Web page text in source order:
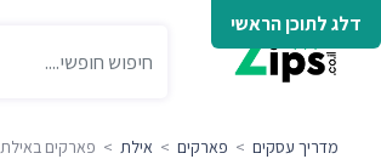
דלג לתוכן הראשי
מדריך עסקים > פארקים > אילת > פארקים באילת